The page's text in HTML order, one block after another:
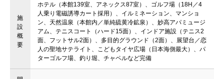
施
設
概
要
ホテル（本館139室、アネックス87室）、ゴルフ場（18H／4
人乗り電磁誘導カート採用）、イルミネーション、マンショ
ン、天然温泉（本館内／単純硫黄冷鉱泉）、妙高アパミュージ
アム、テニスコート（ハード15面）、インドア施設（テニス2
面、フットサル2面）、多目的グラウンド（2面）、展望台／恋
人の聖地サテライト、こどもタイヤ広場（日本海側最大）、パ
ターゴルフ場、釣り堀、チャペルなど完備